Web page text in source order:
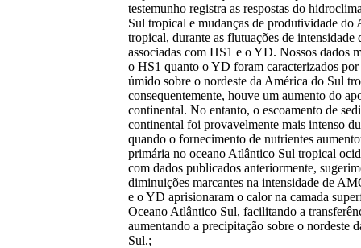
testemunho registra as respostas do
Sul tropical e mudanças de produtividade do
tropical, durante as flutuações de
associadas com HS1 e o YD. Nossos dados
o HS1 quanto o YD foram caracterizados
úmido sobre o nordeste da América do Sul
consequentemente, houve um aumento do
continental. No entanto, o escoamento de
continental foi provavelmente mais intenso
quando o fornecimento de nutrientes
primária no oceano Atlântico Sul tropical
com dados publicados anteriormente,
diminuições marcantes na intensidade de
e o YD aprisionaram o calor na camada
Oceano Atlântico Sul, facilitando a
aumentando a precipitação sobre o nordeste
Sul.;